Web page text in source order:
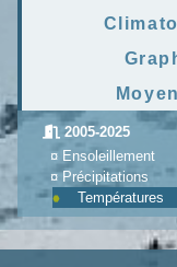
2005-2025
¤ Ensoleillement
¤Précipitations
Températures